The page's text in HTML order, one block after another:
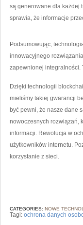
są generowane dla ⁣każdej
sprawia, że informacje
Podsumowując,
innowacyjnego
zapewnionej integralności.
Dzięki technologii
mieliśmy takiej gwarancji
być pewni, ‌że nasze dane
nowoczesnych rozwiązań,
informacji. Rewolucja w​
użytkowników internetu.
korzystanie‍ z sieci.
CATEGORIES: NOWE
Tagi: ochrona danych